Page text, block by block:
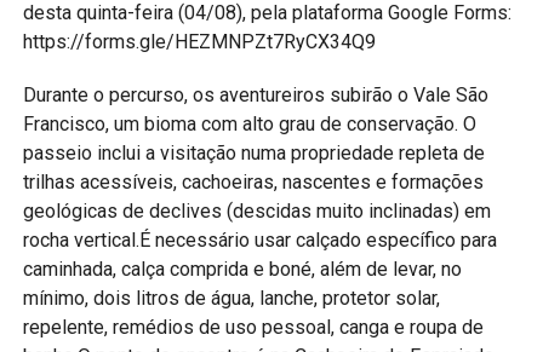
desta quinta-feira (04/08), pela plataforma Google Forms:
https://forms.gle/HEZMNPZt7RyCX34Q9
Durante o percurso, os aventureiros subirão o Vale São
Francisco, um bioma com alto grau de conservação. O
passeio inclui a visitação numa propriedade repleta de
trilhas acessíveis, cachoeiras, nascentes e formações
geológicas de declives (descidas muito inclinadas) em
rocha vertical.É necessário usar calçado específico para
caminhada, calça comprida e boné, além de levar, no
mínimo, dois litros de água, lanche, protetor solar,
repelente, remédios de uso pessoal, canga e roupa de